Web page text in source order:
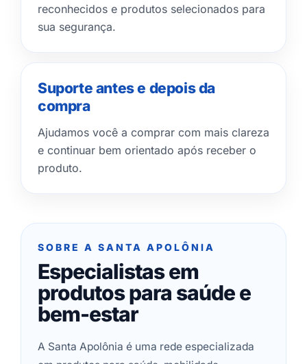
reconhecidos e produtos selecionados para
sua segurança.
Suporte antes e depois da
compra
Ajudamos você a comprar com mais clareza
e continuar bem orientado após receber o
produto.
SOBRE A SANTA APOLÔNIA
Especialistas em
produtos para saúde e
bem-estar
A Santa Apolônia é uma rede especializada